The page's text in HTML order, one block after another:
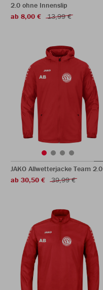
2.0 ohne Innenslip
ab 8,00 €
13,99 €
JAKO Allwetterjacke Team 2.0
ab 30,50 €
39,99 €